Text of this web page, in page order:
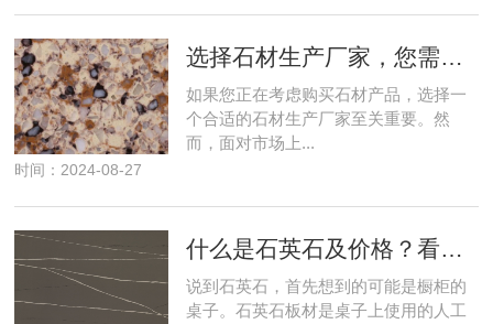
选择石材生产厂家，您需要知道什么？
如果您正在考虑购买石材产品，选择一
个合适的石材生产厂家至关重要。然
而，面对市场上...
时间：2024-08-27
什么是石英石及价格？看石英石厂家的回答
说到石英石，首先想到的可能是橱柜的
桌子。石英石板材是桌子上使用的人工